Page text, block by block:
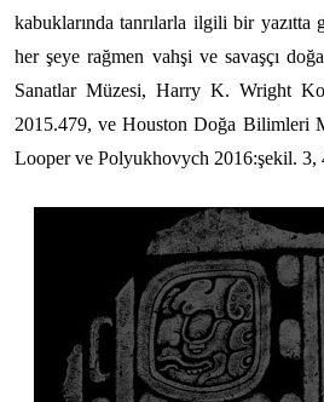
kabuklarında tanrılarla ilgili bir yazıtta
her şeye rağmen vahşi ve savaşçı
Sanatlar Müzesi, Harry K. Wright
2015.479, ve Houston Doğa Bilimleri
Looper ve Polyukhovych 2016:şekil. 3,